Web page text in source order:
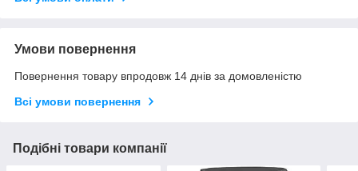
Умови повернення
Повернення товару впродовж 14 днів за домовленістю
Всі умови повернення
Подібні товари компанії